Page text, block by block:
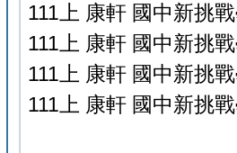
111上 康軒 國中新挑
111上 康軒 國中新挑
111上 康軒 國中新挑
111上 康軒 國中新挑